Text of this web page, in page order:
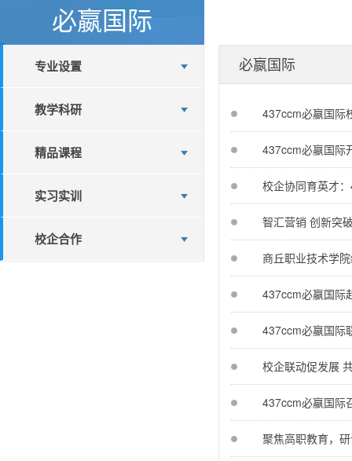
必嬴国际
专业设置
教学科研
精品课程
实习实训
校企合作
必嬴国际
437ccm必嬴国际
437ccm必嬴国际
校企协同育英才
智汇营销 创新突
商丘职业技术学
437ccm必嬴国际
437ccm必嬴国际
校企联动促发展
437ccm必嬴国际
聚焦高职教育，